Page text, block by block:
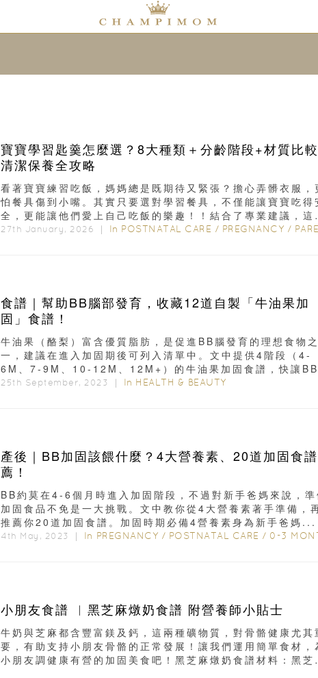
寶寶學習匙羹怎麼選？8大種類＋分齡階段+材質比較
清潔保養全攻略
看著寶寶練習吃飯，媽媽總是既期待又緊張？擔心弄髒衣服，
怕餐具傷到小嘴。其實只要選對學習餐具，不僅能讓寶寶吃得
全，更能讓他們愛上自己吃飯的樂趣！！結合了專業建議，這
攻略除了詳細分析 8...
27th January, 2026 ｜ In POSTNATAL CARE / PREGNANCY / PARENTING
食譜｜幫助BB腦部發育，收藏12道自製「牛油果加
固」食譜！
牛油果（酪梨）富含優質脂肪，是促進BB腦發育的理想食物之
一，建議在進入加固期後可列入清單中。文中提供4階段（4-
6M、7-9M、10-12M、12M+）的牛油果加固食譜，快讓BB
試吧...
25th September, 2023 ｜ In HEALTH & BEAUTY
產後｜BB加固該餵什麼？4大營養素、20道加固食
薦！
BB約莫在4-6個月時進入加固階段，不過對新手爸媽來說，準
加固食品不免是一大挑戰。文中教你從4大營養素著手準備，
推薦你20道加固食譜。加固時期必備4營養素身為新手爸媽...
4th May, 2023 ｜ In PREGNANCY / POSTNATAL CARE / 0-3
小朋友食譜 ︳黑芝麻燉奶食譜 附營養師小貼士
牛奶與芝麻都含豐富鎂及鈣，這兩種礦物質，對骨骼健康尤其
要，有助支持小朋友骨骼的正常發展！讓我們運用簡單食材，
小朋友調健康有營的加固美食吧！黑芝麻燉奶食譜材料：黑芝